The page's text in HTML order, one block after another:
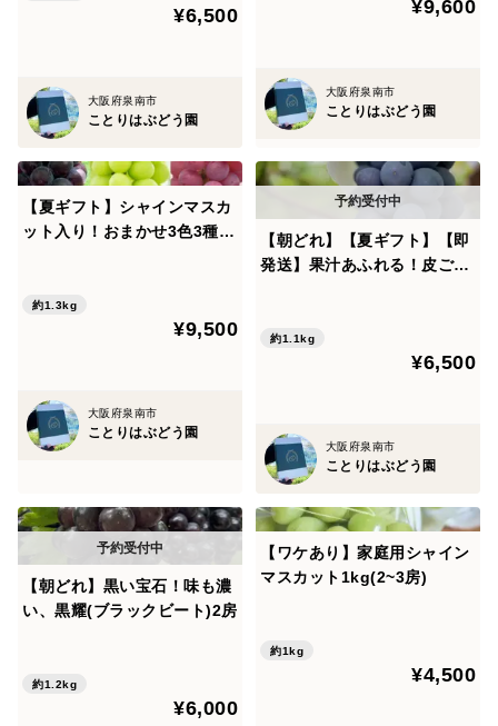
ヤマト宅急クール便にてお届けします。
熟れ具合、成長具合をみて収穫いたしますので、
◆熨斗対応について◆
名入れご希望の方は、必ず名入れのお名前も一緒にお知
※天候の影響により予定が変更になることもございま
¥6,500
大阪府泉南市
ことりはぶどう園
¥9,600
大阪府泉南市
ことりはぶどう園
【夏ギフト】シャインマスカ
ット入り！おまかせ3色3種ぶ
約1.3kg
¥9,500
大阪府泉南市
ことりはぶどう園
【朝どれ】【夏ギフト】【即
発送】果汁あふれる！皮ごと
約1.1kg
¥6,500
大阪府泉南市
ことりはぶどう園
【朝どれ】黒い宝石！味も濃
い、黒耀(ブラックビート)2房
約1.2kg
¥6,000
【ワケあり】家庭用シャイン
マスカット1kg(2~3房)
約1kg
¥4,500